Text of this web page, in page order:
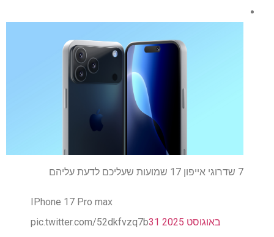
7 שדרוגי אייפון 17 שמועות שעליכם לדעת עליהם
IPhone 17 Pro max
pic.twitter.com/52dkfvzq7b
31 באוגוסט 2025